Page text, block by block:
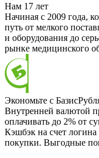
Нам 17 лет
Начиная с 2009 года,
путь от мелкого
и оборудования до
рынке медицинского
Экономьте с
Внутренней валютой
оплачивать до 2% от
Кэшбэк на счет логина
покупки. Выгодные